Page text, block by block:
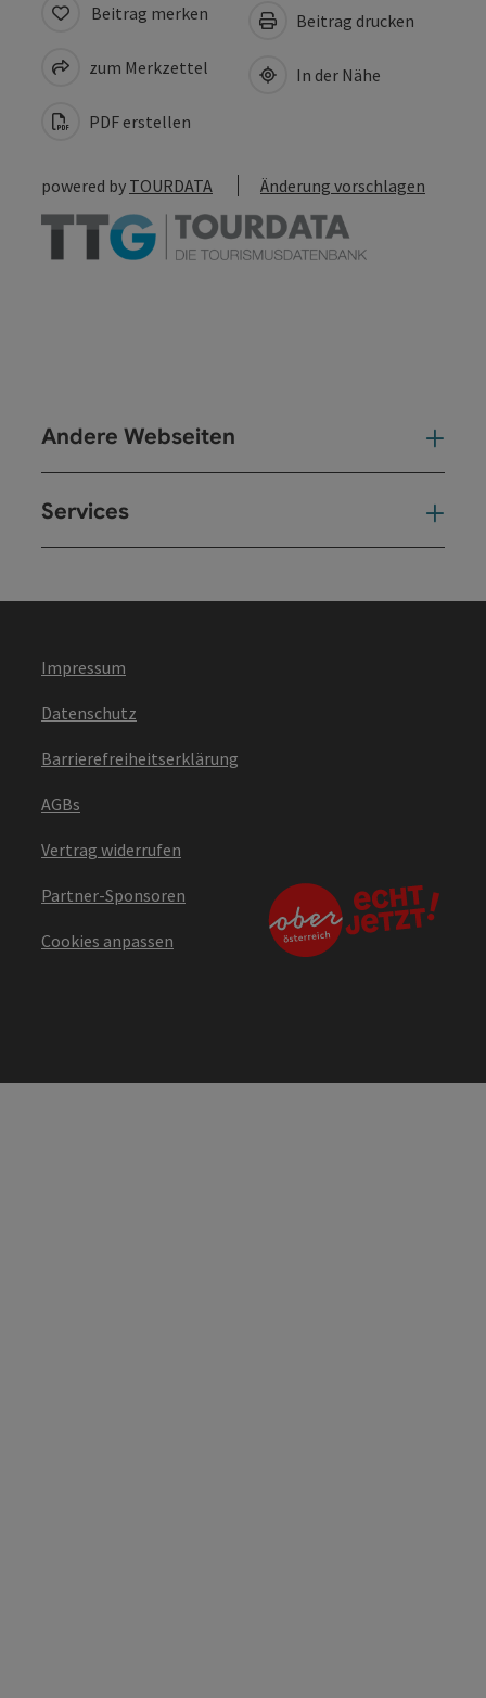
Beitrag merken
zum Merkzettel
PDF erstellen
Beitrag drucken
In der Nähe
powered by TOURDATA Änderung vorschlagen
Andere Webseiten
Services
Impressum
Datenschutz
Barrierefreiheitserklärung
AGBs
Vertrag widerrufen
Partner-Sponsoren
Cookies anpassen